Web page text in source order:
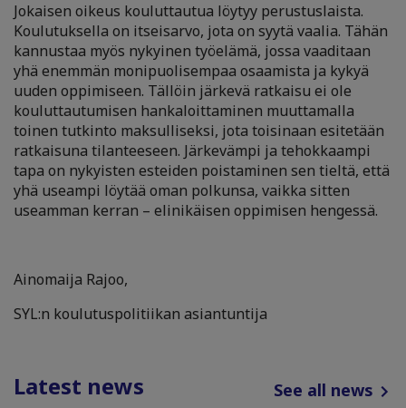
Jokaisen oikeus kouluttautua löytyy perustuslaista.
Koulutuksella on itseisarvo, jota on syytä vaalia. Tähän
kannustaa myös nykyinen työelämä, jossa vaaditaan
yhä enemmän monipuolisempaa osaamista ja kykyä
uuden oppimiseen. Tällöin järkevä ratkaisu ei ole
kouluttautumisen hankaloittaminen muuttamalla
toinen tutkinto maksulliseksi, jota toisinaan esitetään
ratkaisuna tilanteeseen. Järkevämpi ja tehokkaampi
tapa on nykyisten esteiden poistaminen sen tieltä, että
yhä useampi löytää oman polkunsa, vaikka sitten
useamman kerran – elinikäisen oppimisen hengessä.
Ainomaija Rajoo,
SYL:n koulutuspolitiikan asiantuntija
Latest news See all news